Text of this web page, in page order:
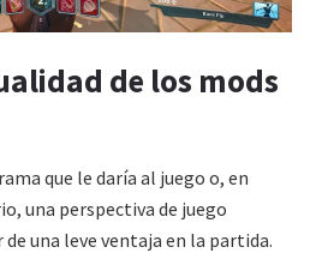
de los mods
que le daría al juego o, en
una perspectiva de juego
una leve ventaja en la partida.